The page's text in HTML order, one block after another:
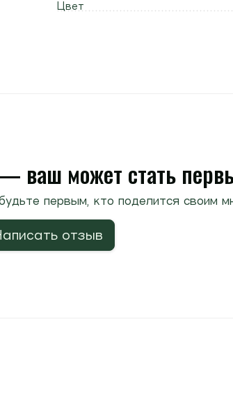
Цвет
ваш может стать
первым, кто поделится своим
отзыв